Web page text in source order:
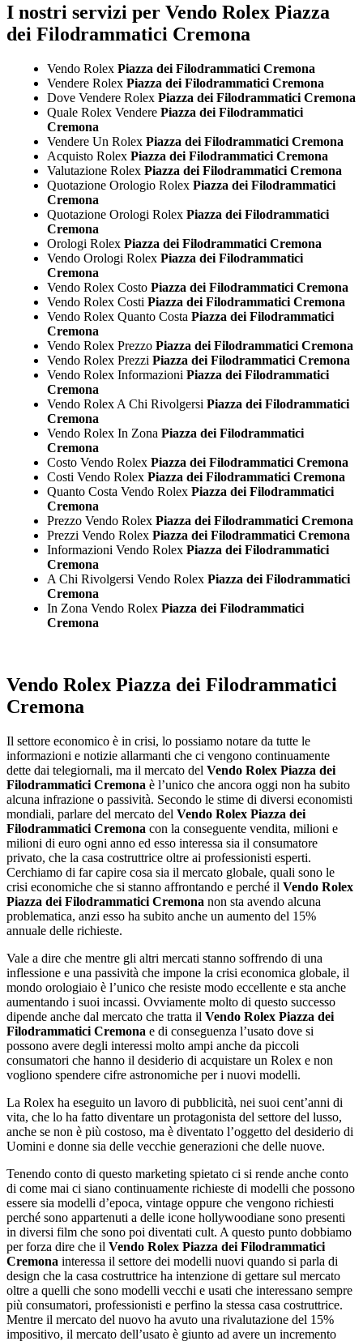
I nostri servizi per Vendo Rolex Piazza
dei Filodrammatici Cremona
Vendo Rolex Piazza dei Filodrammatici Cremona
Vendere Rolex Piazza dei Filodrammatici Cremona
Dove Vendere Rolex Piazza dei Filodrammatici Cremona
Quale Rolex Vendere Piazza dei Filodrammatici
Cremona
Vendere Un Rolex Piazza dei Filodrammatici Cremona
Acquisto Rolex Piazza dei Filodrammatici Cremona
Valutazione Rolex Piazza dei Filodrammatici Cremona
Quotazione Orologio Rolex Piazza dei Filodrammatici
Cremona
Quotazione Orologi Rolex Piazza dei Filodrammatici
Cremona
Orologi Rolex Piazza dei Filodrammatici Cremona
Vendo Orologi Rolex Piazza dei Filodrammatici
Cremona
Vendo Rolex Costo Piazza dei Filodrammatici Cremona
Vendo Rolex Costi Piazza dei Filodrammatici Cremona
Vendo Rolex Quanto Costa Piazza dei Filodrammatici
Cremona
Vendo Rolex Prezzo Piazza dei Filodrammatici Cremona
Vendo Rolex Prezzi Piazza dei Filodrammatici Cremona
Vendo Rolex Informazioni Piazza dei Filodrammatici
Cremona
Vendo Rolex A Chi Rivolgersi Piazza dei Filodrammatici
Cremona
Vendo Rolex In Zona Piazza dei Filodrammatici
Cremona
Costo Vendo Rolex Piazza dei Filodrammatici Cremona
Costi Vendo Rolex Piazza dei Filodrammatici Cremona
Quanto Costa Vendo Rolex Piazza dei Filodrammatici
Cremona
Prezzo Vendo Rolex Piazza dei Filodrammatici Cremona
Prezzi Vendo Rolex Piazza dei Filodrammatici Cremona
Informazioni Vendo Rolex Piazza dei Filodrammatici
Cremona
A Chi Rivolgersi Vendo Rolex Piazza dei Filodrammatici
Cremona
In Zona Vendo Rolex Piazza dei Filodrammatici
Cremona
Vendo Rolex Piazza dei Filodrammatici
Cremona
Il settore economico è in crisi, lo possiamo notare da tutte le
informazioni e notizie allarmanti che ci vengono continuamente
dette dai telegiornali, ma il mercato del Vendo Rolex Piazza dei
Filodrammatici Cremona è l’unico che ancora oggi non ha subito
alcuna infrazione o passività. Secondo le stime di diversi economisti
mondiali, parlare del mercato del Vendo Rolex Piazza dei
Filodrammatici Cremona con la conseguente vendita, milioni e
milioni di euro ogni anno ed esso interessa sia il consumatore
privato, che la casa costruttrice oltre ai professionisti esperti.
Cerchiamo di far capire cosa sia il mercato globale, quali sono le
crisi economiche che si stanno affrontando e perché il Vendo Rolex
Piazza dei Filodrammatici Cremona non sta avendo alcuna
problematica, anzi esso ha subito anche un aumento del 15%
annuale delle richieste.
Vale a dire che mentre gli altri mercati stanno soffrendo di una
inflessione e una passività che impone la crisi economica globale, il
mondo orologiaio è l’unico che resiste modo eccellente e sta anche
aumentando i suoi incassi. Ovviamente molto di questo successo
dipende anche dal mercato che tratta il Vendo Rolex Piazza dei
Filodrammatici Cremona e di conseguenza l’usato dove si
possono avere degli interessi molto ampi anche da piccoli
consumatori che hanno il desiderio di acquistare un Rolex e non
vogliono spendere cifre astronomiche per i nuovi modelli.
La Rolex ha eseguito un lavoro di pubblicità, nei suoi cent’anni di
vita, che lo ha fatto diventare un protagonista del settore del lusso,
anche se non è più costoso, ma è diventato l’oggetto del desiderio di
Uomini e donne sia delle vecchie generazioni che delle nuove.
Tenendo conto di questo marketing spietato ci si rende anche conto
di come mai ci siano continuamente richieste di modelli che possono
essere sia modelli d’epoca, vintage oppure che vengono richiesti
perché sono appartenuti a delle icone hollywoodiane sono presenti
in diversi film che sono poi diventati cult. A questo punto dobbiamo
per forza dire che il Vendo Rolex Piazza dei Filodrammatici
Cremona interessa il settore dei modelli nuovi quando si parla di
design che la casa costruttrice ha intenzione di gettare sul mercato
oltre a quelli che sono modelli vecchi e usati che interessano sempre
più consumatori, professionisti e perfino la stessa casa costruttrice.
Mentre il mercato del nuovo ha avuto una rivalutazione del 15%
impositivo, il mercato dell’usato è giunto ad avere un incremento